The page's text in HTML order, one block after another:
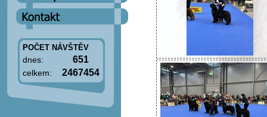
POČET NÁVŠTĚV
dnes: 651
celkem: 2467454